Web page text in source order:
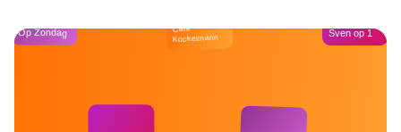
Op Zondag Café
Kockelmann Sven op 1